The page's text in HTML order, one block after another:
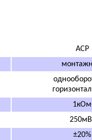
ACP
1кОм
±20%